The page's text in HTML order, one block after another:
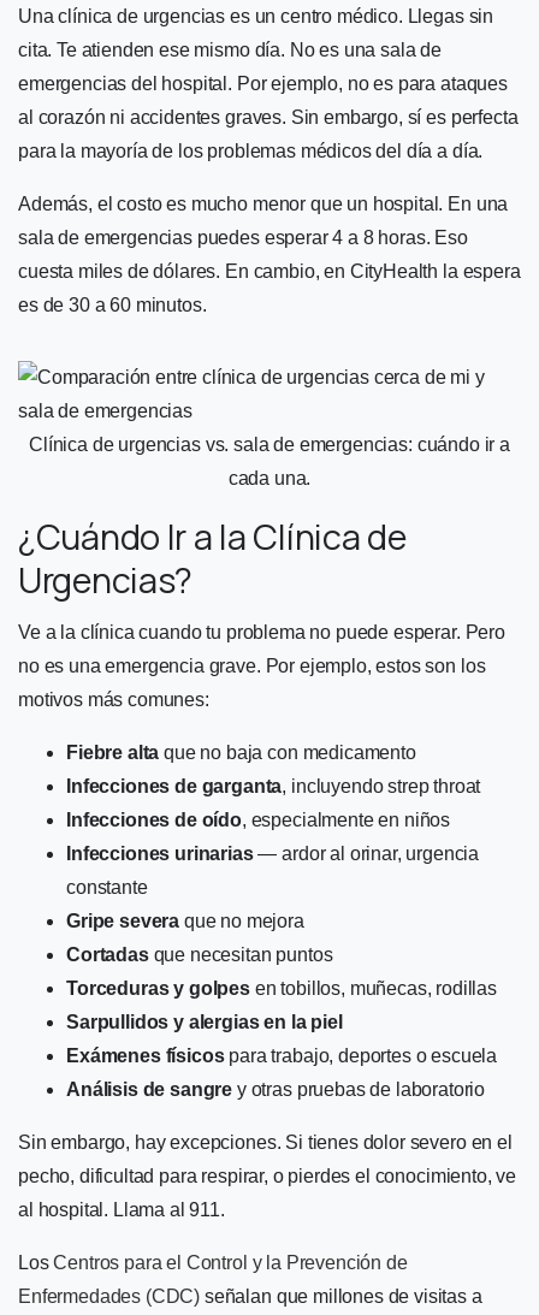
Una clínica de urgencias es un centro médico. Llegas sin
cita. Te atienden ese mismo día. No es una sala de
emergencias del hospital. Por ejemplo, no es para ataques
al corazón ni accidentes graves. Sin embargo, sí es perfecta
para la mayoría de los problemas médicos del día a día.
Además, el costo es mucho menor que un hospital. En una
sala de emergencias puedes esperar 4 a 8 horas. Eso
cuesta miles de dólares. En cambio, en CityHealth la espera
es de 30 a 60 minutos.
Clínica de urgencias vs. sala de emergencias: cuándo ir a
cada una.
¿Cuándo Ir a la Clínica de
Urgencias?
Ve a la clínica cuando tu problema no puede esperar. Pero
no es una emergencia grave. Por ejemplo, estos son los
motivos más comunes:
Fiebre alta que no baja con medicamento
Infecciones de garganta, incluyendo strep throat
Infecciones de oído, especialmente en niños
Infecciones urinarias— ardor al orinar, urgencia
constante
Gripe severa que no mejora
Cortadasque necesitan puntos
Torceduras y golpesen tobillos, muñecas, rodillas
Sarpullidos y alergias en la piel
Exámenes físicospara trabajo, deportes o escuela
Análisis de sangre y otras pruebas de laboratorio
Sin embargo, hay excepciones. Si tienes dolor severo en el
pecho, dificultad para respirar, o pierdes el conocimiento, ve
al hospital. Llama al 911.
LosCentros para el Control y la Prevención de
Enfermedades (CDC) señalan que millones de visitas a